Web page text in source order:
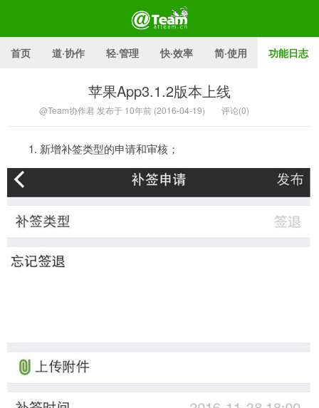
@Team官方博客
首页 道·协作 轻·管理 快·效率 简·使用 功能日志
苹果App3.1.2版本上线
@Team协作君 发布于 10年前 (2016-04-19) 评论(0)
1. 新增补签类型的申请和审核；